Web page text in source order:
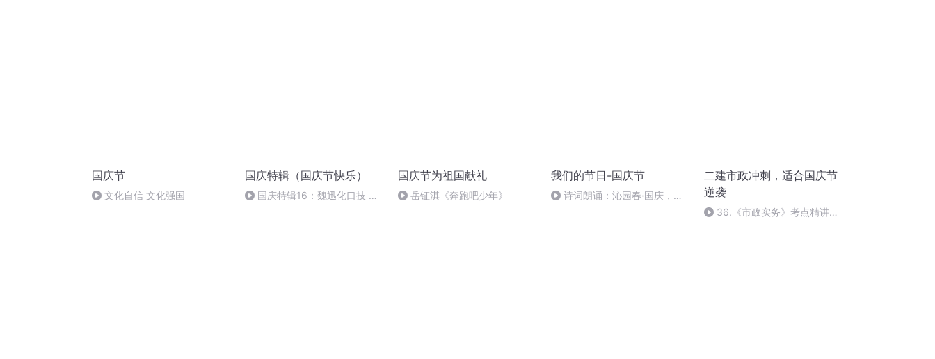
国庆节
文化自信 文化强国
国庆特辑（国庆节快乐）
国庆特辑16：魏迅化口技 二
国庆节为祖国献礼
岳钲淇《奔跑吧少年》
我们的节日-国庆节
诗词朗诵：沁园春·国庆，朗
二建市政冲刺，适合国庆节
逆袭
36.《市政实务》考点精讲第